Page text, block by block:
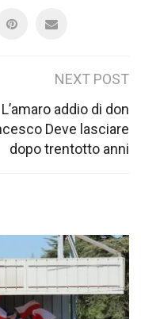
NEXT POST
L’amaro addio di don
Deve lasciare
dopo trentotto anni